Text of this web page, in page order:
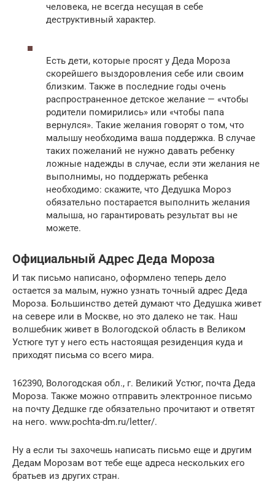
человека, не всегда несущая в себе
деструктивный характер.
Есть дети, которые просят у Деда Мороза
скорейшего выздоровления себе или своим
близким. Также в последние годы очень
распространенное детское желание — «чтобы
родители помирились» или «чтобы папа
вернулся». Такие желания говорят о том, что
малышу необходима ваша поддержка. В случае
таких пожеланий не нужно давать ребенку
ложные надежды в случае, если эти желания не
выполнимы, но поддержать ребенка
необходимо: скажите, что Дедушка Мороз
обязательно постарается выполнить желания
малыша, но гарантировать результат вы не
можете.
Официальный Адрес Деда Мороза
И так письмо написано, оформлено теперь дело
остается за малым, нужно узнать точный адрес Деда
Мороза. Большинство детей думают что Дедушка живет
на севере или в Москве, но это далеко не так. Наш
волшебник живет в Вологодской область в Великом
Устюге тут у него есть настоящая резиденция куда и
приходят письма со всего мира.
162390, Вологодская обл., г. Великий Устюг, почта Деда
Мороза. Также можно отправить электронное письмо
на почту Дедшке где обязательно прочитают и ответят
на него. www.pochta-dm.ru/letter/.
Ну а если ты захочешь написать письмо еще и другим
Дедам Морозам вот тебе еще адреса нескольких его
братьев из других стран.